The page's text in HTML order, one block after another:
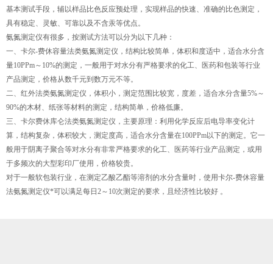
基本测试手段，辅以样品比色反应预处理，实现样品的快速、准确的比色测定，
具有稳定、灵敏、可靠以及不含汞等优点。
氨氮测定仪有很多，按测试方法可以分为以下几种：
一、卡尔-费休容量法类氨氮测定仪，结构比较简单，体积和度适中，适合水分含
量10PPm～10%的测定，一般用于对水分有严格要求的化工、医药和包装等行业
产品测定，价格从数千元到数万元不等。
二、红外法类氨氮测定仪，体积小，测定范围比较宽，度差，适合水分含量5%～
90%的木材、纸张等材料的测定，结构简单，价格低廉。
三、卡尔费休库仑法类氨氮测定仪，主要原理：利用化学反应后电导率变化计
算，结构复杂，体积较大，测定度高，适合水分含量在100PPm以下的测定。它一
般用于阴离子聚合等对水分有非常严格要求的化工、医药等行业产品测定，或用
于多频次的大型彩印厂使用，价格较贵。
对于一般软包装行业，在测定乙酸乙酯等溶剂的水分含量时，使用卡尔-费休容量
法氨氮测定仪*可以满足每日2～10次测定的要求，且经济性比较好 。